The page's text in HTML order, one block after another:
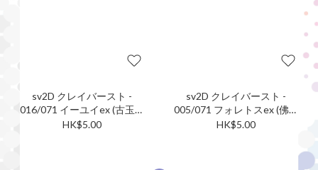
sv2D クレイバースト -
016/071 イーユイex (古玉魚
ex) RR
HK$5.00
sv2D クレイバースト -
005/071 フォレトスex (佛烈
托斯ex) RR
HK$5.00